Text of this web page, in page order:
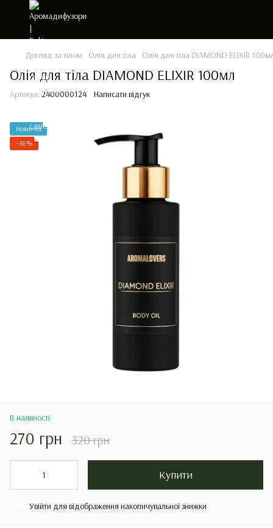
Догляд за тілом Олія для тіла Олія для тіла DIAMOND ELIXIR
Олія для тіла DIAMOND ELIXIR 100мл
Артикул: 2400000124 Написати відгук
Новинка
−16%
В наявності
270 грн 320 грн
Купити
Увійти для відображення накопичувальної знижки